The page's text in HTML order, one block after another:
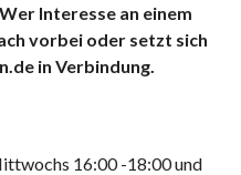
Interesse an einem
vorbei oder setzt sich
in Verbindung.
16:00 -18:00 und